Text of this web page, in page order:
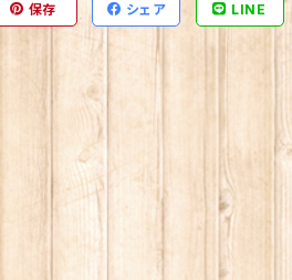
保存 シェア LINE